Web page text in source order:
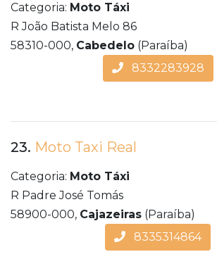
Categoria: Moto Táxi
R João Batista Melo 86
58310-000, Cabedelo (Paraíba)
8332283928
23. Moto Taxi Real
Categoria: Moto Táxi
R Padre José Tomás
58900-000, Cajazeiras (Paraíba)
8335314864